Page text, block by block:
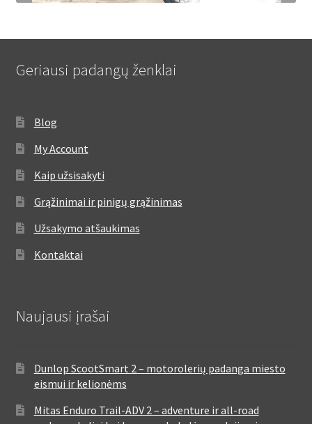
Geriausi padangų ženklai
Blog
My Account
Kaip užsisakyti
Grąžinimai ir pinigų grąžinimas
Užsakymo atšaukimas
Kontaktai
Naujausi įrašai
Dunlop ScootSmart 2 – motorolerių padanga miesto
eismui ir kelionėms
Mitas Enduro Trail-ADV 2 – adventure ir all-road